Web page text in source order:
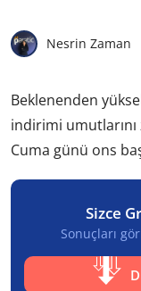
Nesrin Zaman
Beklenenden
indirimi umutlarını
Cuma günü ons
Sizce
Sonuçları